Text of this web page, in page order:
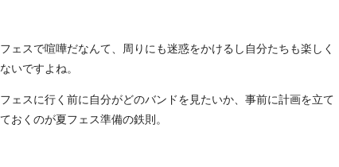
フェスで喧嘩だなんて、周りにも迷惑をかけるし自分たちも楽しく
ないですよね。
フェスに行く前に自分がどのバンドを見たいか、事前に計画を立て
ておくのが夏フェス準備の鉄則。